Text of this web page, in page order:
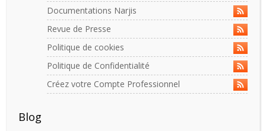
Documentations Narjis
Revue de Presse
Politique de cookies
Politique de Confidentialité
Créez votre Compte Professionnel
Blog